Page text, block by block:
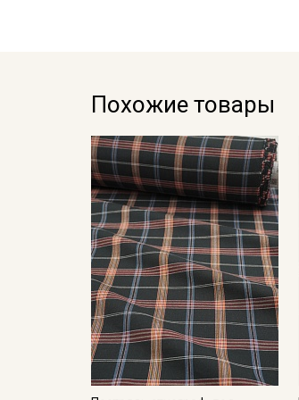
Похожие товары